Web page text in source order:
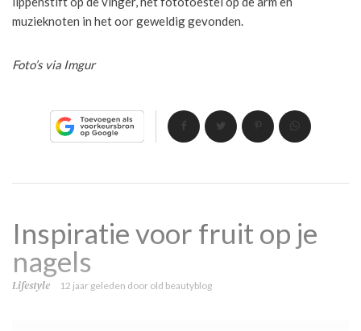
muzieknoten in het oor geweldig gevonden.
Foto’s via Imgur
Inspiratie voor fruit op je
nagels
Lifestyle 12 jaar geleden door old beautyblog